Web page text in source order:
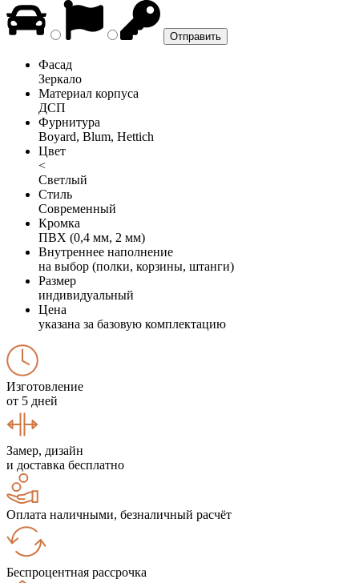
Фасад
Зеркало
Материал корпуса
ДСП
Фурнитура
Boyard, Blum, Hettich
Цвет
<
Светлый
Стиль
Современный
Кромка
ПВХ (0,4 мм, 2 мм)
Внутреннее наполнение
на выбор (полки, корзины, штанги)
Размер
индивидуальный
Цена
указана за базовую комплектацию
Изготовление
от 5 дней
Замер, дизайн
и доставка бесплатно
Оплата наличными, безналичный расчёт
Беспроцентная рассрочка